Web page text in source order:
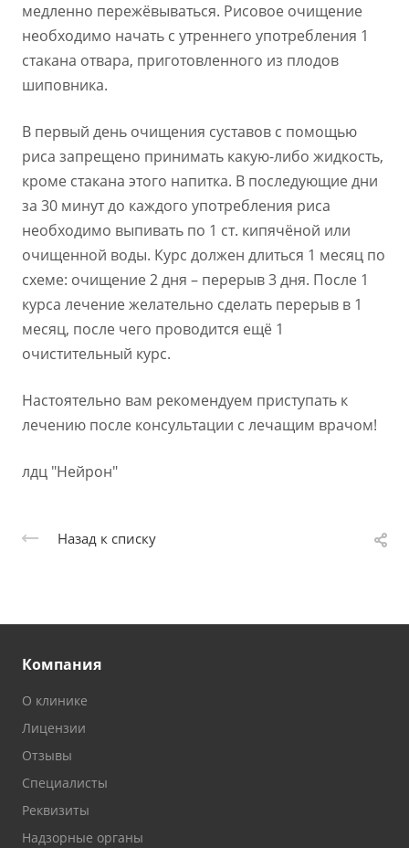
медленно пережёвываться. Рисовое очищение
необходимо начать с утреннего употребления 1
стакана отвара, приготовленного из плодов
шиповника.
В первый день очищения суставов с помощью
риса запрещено принимать какую-либо жидкость,
кроме стакана этого напитка. В последующие дни
за 30 минут до каждого употребления риса
необходимо выпивать по 1 ст. кипячёной или
очищенной воды. Курс должен длиться 1 месяц по
схеме: очищение 2 дня – перерыв 3 дня. После 1
курса лечение желательно сделать перерыв в 1
месяц, после чего проводится ещё 1
очистительный курс.
Настоятельно вам рекомендуем приступать к
лечению после консультации с лечащим врачом!
лдц "Нейрон"
Назад к списку
Компания
О клинике
Лицензии
Отзывы
Специалисты
Реквизиты
Надзорные органы